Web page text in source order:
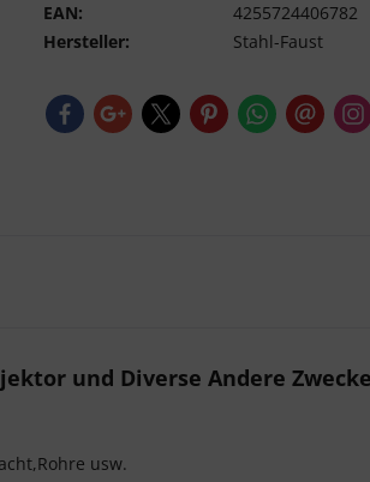
EAN:
4255724406782
Hersteller:
Stahl-Faust
und Diverse Andere
usw.